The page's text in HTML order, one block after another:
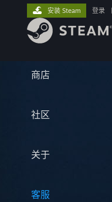
商店
社区
关于
客服
安装 Steam 登录